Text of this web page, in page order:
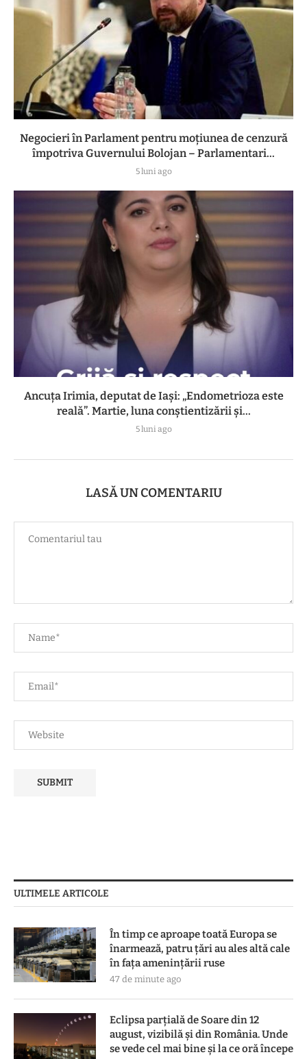
Negocieri în Parlament pentru moțiunea de cenzură
împotriva Guvernului Bolojan – Parlamentari...
5 luni ago
Ancuța Irimia, deputat de Iași: „Endometrioza este
reală”. Martie, luna conștientizării și...
5 luni ago
LASĂ UN COMENTARIU
ULTIMELE ARTICOLE
În timp ce aproape toată Europa se
înarmează, patru ţări au ales altă cale
în faţa ameninţării ruse
47 de minute ago
Eclipsa parțială de Soare din 12
august, vizibilă și din România. Unde
se vede cel mai bine și la ce oră începe